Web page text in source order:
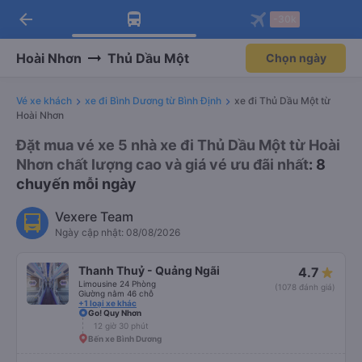
Tải app Vexere ngay!
Nhận ưu đãi thành viên độc
Mở app
Tải app Vexere
-30k/ghế khi đặt vé máy bay qua
Mở app
arrow_back
Hoài Nhơn Thủ Dầu Một Chọn ngày
Vé xe khách xe đi Bình Dương từ Bình Định
xe đi Thủ Dầu Một từ
Hoài Nhơn
Đặt mua vé xe 5 nhà xe đi Thủ Dầu Một từ Hoài
Nhơn chất lượng cao và giá vé ưu đãi nhất: 8
chuyến mỗi ngày
Vexere Team
Ngày cập nhật: 08/08/2026
Thanh Thuỷ - Quảng Ngãi
Limousine 24 Phòng
Giường nằm 46 chỗ
+1 loại xe khác
4.7
(1078 đánh giá)
Go! Quy Nhơn
12 giờ 30 phút
Bến xe Bình Dương